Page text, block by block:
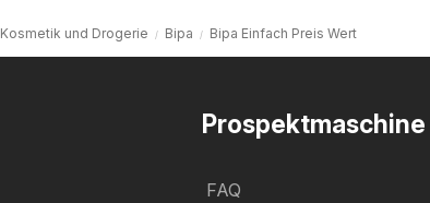
Kosmetik und Drogerie Bipa Bipa Einfach Preis Wert
Prospektmaschine
FAQ